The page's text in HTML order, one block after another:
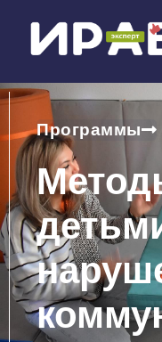
Программы